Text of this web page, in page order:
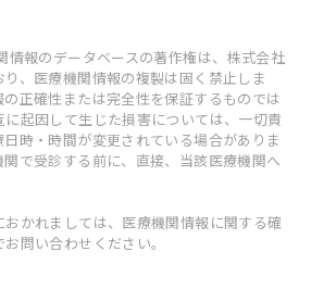
報のデータベースの著作権は、株式会社
、医療機関情報の複製は固く禁止しま
正確性または完全性を保証するものでは
起因して生じた損害については、一切責
時・時間が変更されている場合がありま
で受診する前に、直接、当該医療機関へ
かれましては、医療機関情報に関する確
問い合わせください。